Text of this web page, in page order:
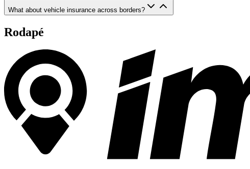
What about vehicle insurance across borders?
Rodapé